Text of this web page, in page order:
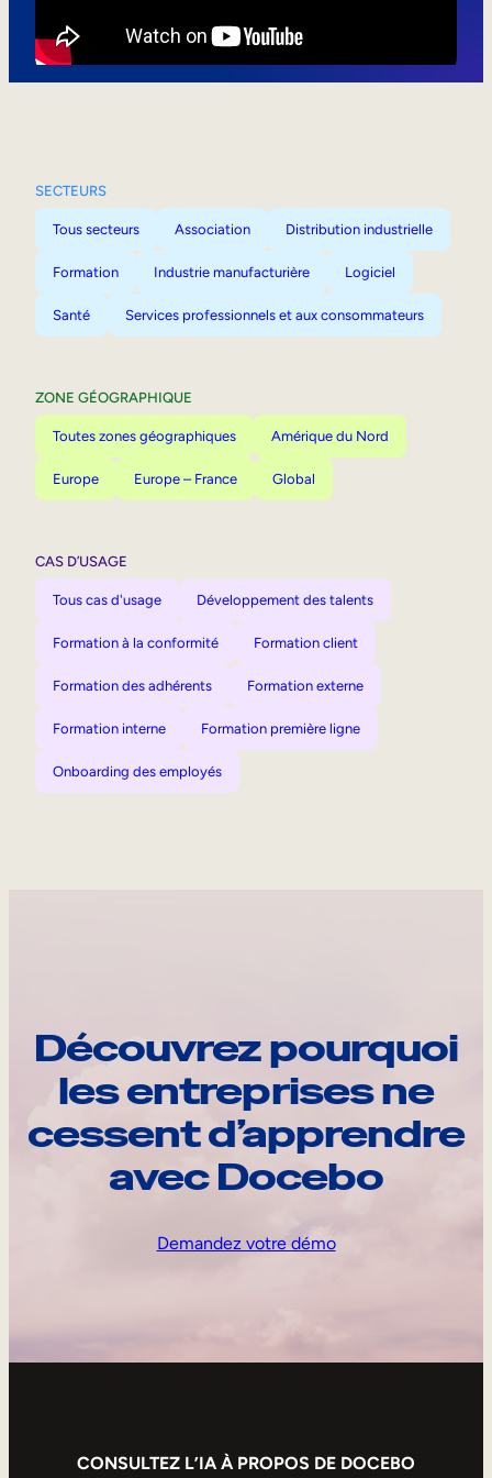
SECTEURS
Tous secteurs Association Distribution industrielle
Formation Industrie manufacturière Logiciel
Santé Services professionnels et aux consommateurs
ZONE GÉOGRAPHIQUE
Toutes zones géographiques Amérique du Nord
Europe Europe – France Global
CAS D’USAGE
Tous cas d'usage Développement des talents
Formation à la conformité Formation client
Formation des adhérents Formation externe
Formation interne Formation première ligne
Onboarding des employés
Découvrez pourquoi
les entreprises ne
cessent d’apprendre
avec Docebo
Demandez votre démo
CONSULTEZ L’IA À PROPOS DE DOCEBO